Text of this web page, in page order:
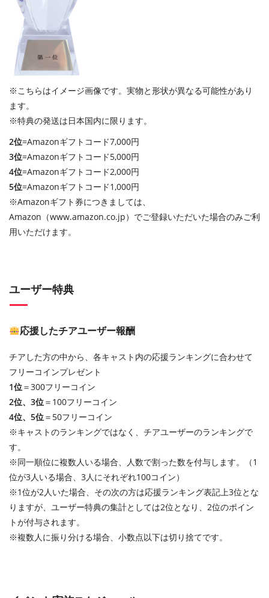
※こちらはイメージ画像です。実物と形状が異なる可能性があり
ます。
※特典の発送は日本国内に限ります。
2位=Amazonギフトコード7,000円
3位=Amazonギフトコード5,000円
4位=Amazonギフトコード2,000円
5位=Amazonギフトコード1,000円
※Amazonギフト券につきましては、
Amazon（www.amazon.co.jp）でご登録いただいた場合のみご利
用いただけます。
ユーザー特典
応援したチアユーザー報酬
チアした方の中から、各キャスト内の応援ランキングに合わせて
フリーコインプレゼント
1位＝300フリーコイン
2位、3位＝100フリーコイン
4位、5位＝50フリーコイン
※キャストのランキングではなく、チアユーザーのランキングで
す。
※同一順位に複数人いる場合、人数で割った数を付与します。（1
位が3人いる場合、3人にそれぞれ100コイン）
※1位が2人いた場合、その次の方は応援ランキング表記上3位とな
りますが、ユーザー特典の集計としては2位となり、2位のポイン
トが付与されます。
※複数人に振り分ける場合、小数点以下は切り捨てです。